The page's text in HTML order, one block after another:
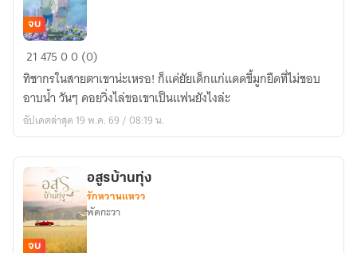
รัก
เธอ
ฤดู
ร้อน
(จบ)
จบ
2147500 (0)
ทิชากรในสายตาเขาน่ะเหรอ! ก็แค่ยัยเด็กแก่แดดขี้มูกยืดที่ไม่ชอบ
อาบน้ำ วันๆ คอยวิ่งไล่ขอเขาเป็นแฟนยังไงล่ะ
อัปเดตล่าสุด 19 พ.ค. 69 / 08:19 น.
จบ
อสูรบ้านทุ่ง
รักหวานแหวว
พัดกะวา